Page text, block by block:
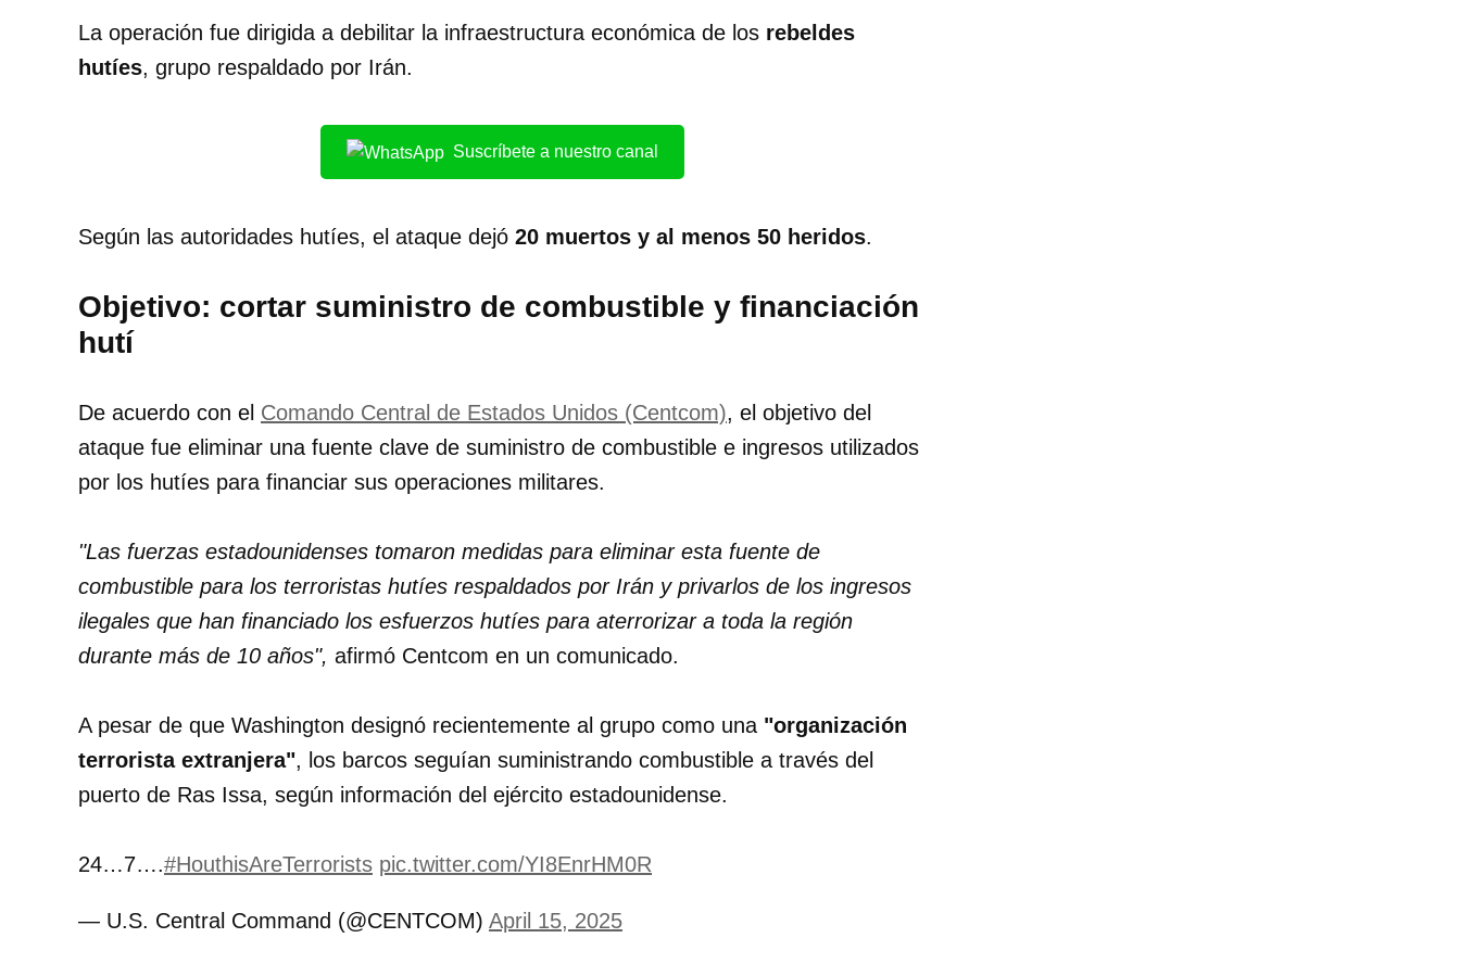
La operación fue dirigida a debilitar la infraestructura económica de los rebeldes
hutíes, grupo respaldado por Irán.
Suscríbete a nuestro canal
Según las autoridades hutíes, el ataque dejó 20 muertos y al menos 50 heridos.
Objetivo: cortar suministro de combustible y financiación
hutí
De acuerdo con el Comando Central de Estados Unidos (Centcom), el objetivo del
ataque fue eliminar una fuente clave de suministro de combustible e ingresos utilizados
por los hutíes para financiar sus operaciones militares.
"Las fuerzas estadounidenses tomaron medidas para eliminar esta fuente de
combustible para los terroristas hutíes respaldados por Irán y privarlos de los ingresos
ilegales que han financiado los esfuerzos hutíes para aterrorizar a toda la región
durante más de 10 años", afirmó Centcom en un comunicado.
A pesar de que Washington designó recientemente al grupo como una "organización
terrorista extranjera", los barcos seguían suministrando combustible a través del
puerto de Ras Issa, según información del ejército estadounidense.
24…7….#HouthisAreTerrorists pic.twitter.com/YI8EnrHM0R
— U.S. Central Command (@CENTCOM) April 15, 2025